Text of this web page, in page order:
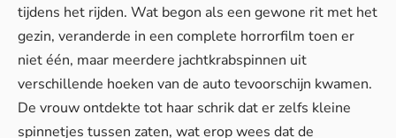
tijdens het rijden. Wat begon als een gewone rit met het
gezin, veranderde in een complete horrorfilm toen er
niet één, maar meerdere jachtkrabspinnen uit
verschillende hoeken van de auto tevoorschijn kwamen.
De vrouw ontdekte tot haar schrik dat er zelfs kleine
spinnetjes tussen zaten, wat erop wees dat de